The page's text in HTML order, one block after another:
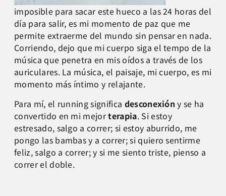
imposible para sacar este hueco a las 24 horas del
día para salir, es mi momento de paz que me
permite extraerme del mundo sin pensar en nada.
Corriendo, dejo que mi cuerpo siga el tempo de la
música que penetra en mis oídos a través de los
auriculares. La música, el paisaje, mi cuerpo, es mi
momento más íntimo y relajante.
Para mí, el running significa desconexión y se ha
convertido en mi mejorterapia. Si estoy
estresado, salgo a correr; si estoy aburrido, me
pongo las bambas y a correr; si quiero sentirme
feliz, salgo a correr; y si me siento triste, pienso a
correr el doble.